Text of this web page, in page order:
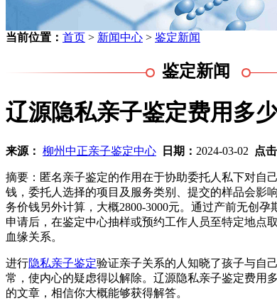
当前位置： 首页 > 新闻中心 > 鉴定新闻
鉴定新闻
辽源隐私亲子鉴定费用多
来源： 柳州中正亲子鉴定中心 日期： 2024-03-02 点击
摘要：匿名亲子鉴定的作用在于协助委托人私下对自
钱，委托人选择的项目及服务类别、提交的样品会影
务价钱另外计算，大概2800-3000元。通过产前无创
申请后，在鉴定中心抽样或预约工作人员至特定地点
血缘关系。
进行隐私亲子鉴定验证亲子关系的人知晓了孩子与自
常，使内心的疑虑得以解除。辽源隐私亲子鉴定费用
的文章，相信你大概能够获得解答。